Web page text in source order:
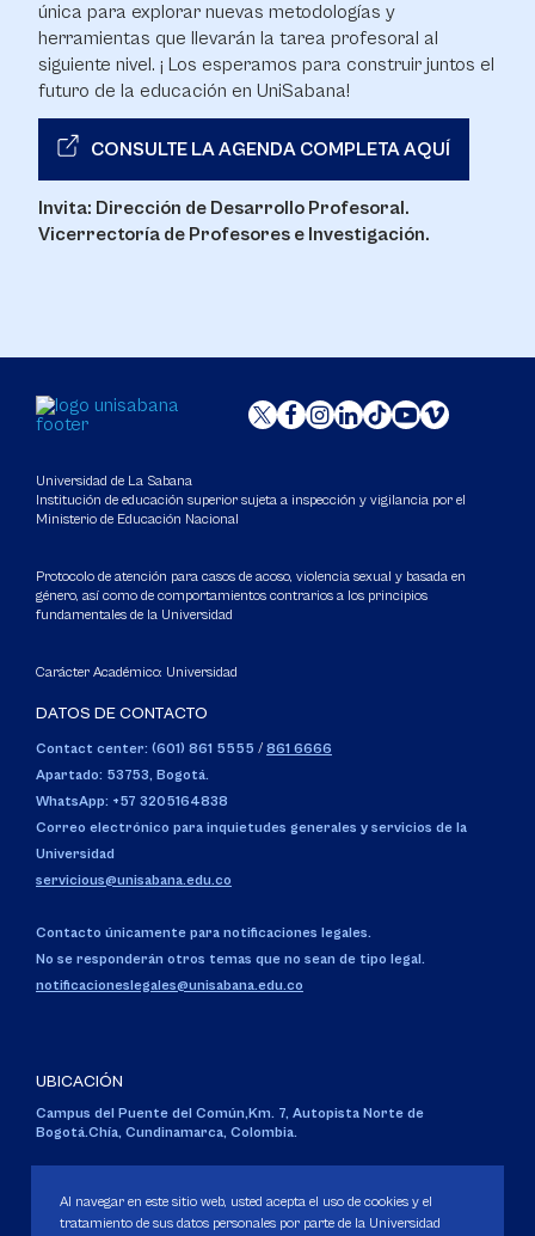
única para explorar nuevas metodologías y
herramientas que llevarán la tarea profesoral al
siguiente nivel. ¡ Los esperamos para construir juntos el
futuro de la educación en UniSabana!
CONSULTE LA AGENDA COMPLETA AQUÍ
Invita: Dirección de Desarrollo Profesoral.
Vicerrectoría de Profesores e Investigación.
Universidad de La Sabana
Institución de educación superior sujeta a inspección y vigilancia por el
Ministerio de Educación Nacional
Protocolo de atención para casos de acoso, violencia sexual y basada en
género, así como de comportamientos contrarios a los principios
fundamentales de la Universidad
Carácter Académico: Universidad
DATOS DE CONTACTO
Contact center: (601) 861 5555 / 861 6666
Apartado: 53753, Bogotá.
WhatsApp: +57 3205164838
Correo electrónico para inquietudes generales y servicios de la
Universidad
servicious@unisabana.edu.co
Contacto únicamente para notificaciones legales.
No se responderán otros temas que no sean de tipo legal.
notificacioneslegales@unisabana.edu.co
UBICACIÓN
Campus del Puente del Común,Km. 7, Autopista Norte de
Bogotá.Chía, Cundinamarca, Colombia.
Personería Jurídica:Resolución 130 del 14 de enero de 1980.
Ministerio de Educación Nacional.
Al navegar en este sitio web, usted acepta el uso de cookies y el
tratamiento de sus datos personales por parte de la Universidad